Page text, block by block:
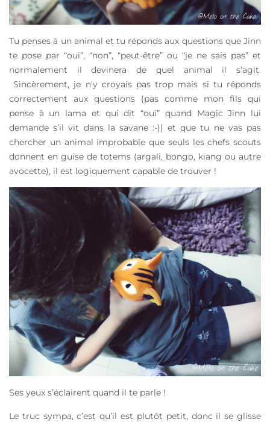
Tu penses à un animal et tu réponds aux questions que Jinn
te pose par “oui”, “non”, “peut-être” ou “je ne sais pas” et
normalement il devinera de quel animal il s’agit.
Sincèrement, je n’y croyais pas trop mais si tu réponds
correctement aux questions (pas comme mon fils qui
pense à un lama et qui dit “oui” quand Magic Jinn lui
demande s’il vit dans la savane :-)) et que tu ne vas pas
chercher un animal improbable que seuls les chefs scouts
donnent en guise de totems (argali, bongo, kiang ou autre
avocette), il est logiquement capable de trouver !
Ses yeux s’éclairent quand il te parle !
Le truc sympa, c’est qu’il est plutôt petit, donc il se glisse